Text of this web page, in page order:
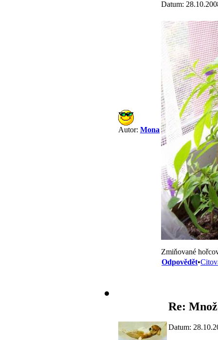
Autor: Mona
Datum:
Zmiňované
Odpovědět•
Re:
Datum: